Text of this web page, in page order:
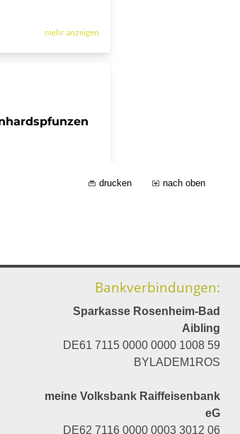
drucken nach oben
Bankverbindungen:
Sparkasse Rosenheim-Bad
Aibling
DE61 7115 0000 0000 1008 59
BYLADEM1ROS
meine Volksbank Raiffeisenbank
eG
DE62 7116 0000 0003 3012 06